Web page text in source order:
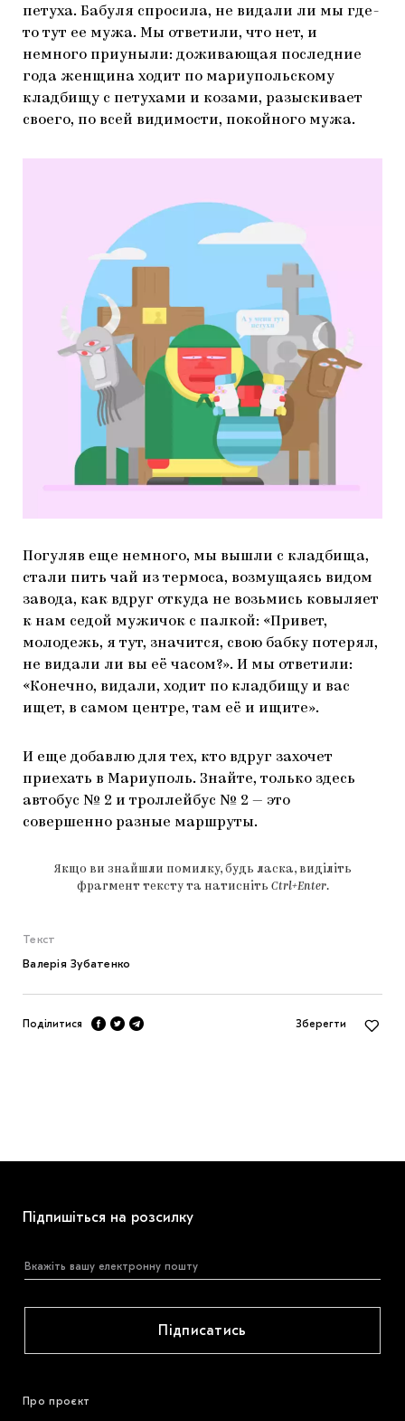
петуха. Бабуля спросила, не видали ли мы где-
то тут ее мужа. Мы ответили, что нет, и
немного приуныли: доживающая последние
года женщина ходит по мариупольскому
кладбищу с петухами и козами, разыскивает
своего, по всей видимости, покойного мужа.
Погуляв еще немного, мы вышли с кладбища,
стали пить чай из термоса, возмущаясь видом
завода, как вдруг откуда не возьмись ковыляет
к нам седой мужичок с палкой: «Привет,
молодежь, я тут, значится, свою бабку потерял,
не видали ли вы её часом?». И мы ответили:
«Конечно, видали, ходит по кладбищу и вас
ищет, в самом центре, там её и ищите».
И еще добавлю для тех, кто вдруг захочет
приехать в Мариуполь. Знайте, только здесь
автобус № 2 и троллейбус № 2 — это
совершенно разные маршруты.
Якщо ви знайшли помилку, будь ласка, виділіть
фрагмент тексту та натисніть Ctrl+Enter.
Текст
Валерія Зубатенко
Поділитися Зберегти
Підпишіться на розсилку
Підписатись
Про проєкт